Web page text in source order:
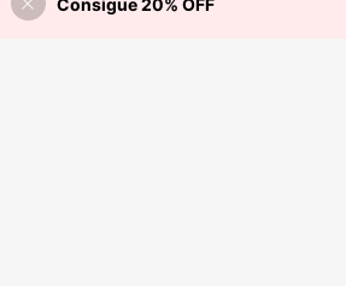
¡5% DE DESCUENTO!